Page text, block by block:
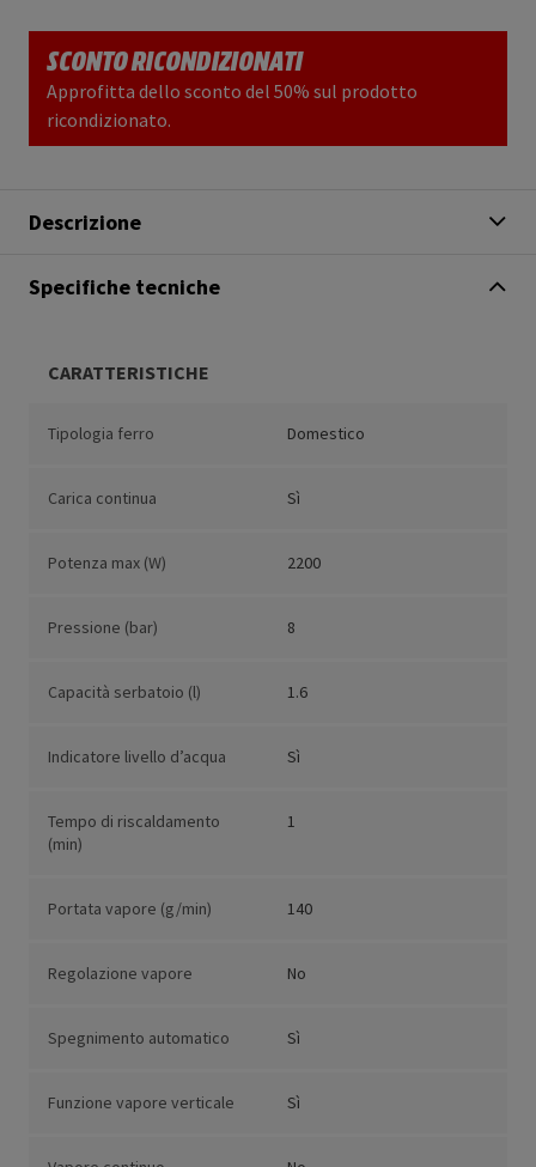
SCONTO RICONDIZIONATI
Approfitta dello sconto del 50% sul prodotto
ricondizionato.
Descrizione
Specifiche tecniche
CARATTERISTICHE
Tipologia ferro Domestico
Carica continua Sì
Potenza max (W) 2200
Pressione (bar) 8
Capacità serbatoio (l) 1.6
Indicatore livello d’acqua Sì
Tempo di riscaldamento
(min)
1
Portata vapore (g/min) 140
Regolazione vapore No
Spegnimento automatico Sì
Funzione vapore verticale Sì